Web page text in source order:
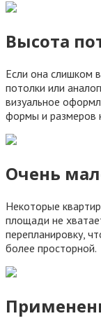
Высота
Если она слишком
потолки или
визуальное
формы и размеров
Очень
Некоторые
площади не
перепланировку,
более просторной.